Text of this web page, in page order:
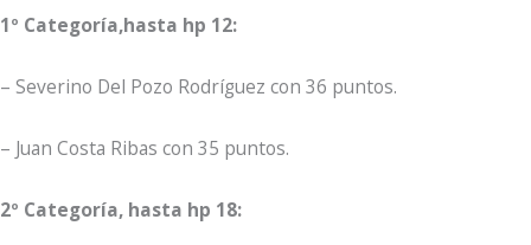
1º Categoría,hasta hp 12:
– Severino Del Pozo Rodríguez con 36 puntos.
– Juan Costa Ribas con 35 puntos.
2º Categoría, hasta hp 18: